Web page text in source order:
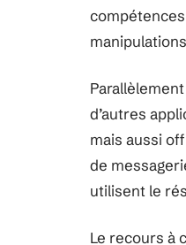
d’autres
mais aussi
de
utilisent le
Le recours à